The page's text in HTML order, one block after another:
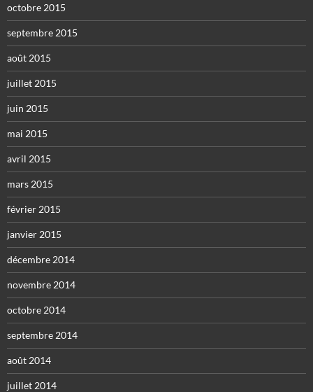
octobre 2015
septembre 2015
août 2015
juillet 2015
juin 2015
mai 2015
avril 2015
mars 2015
février 2015
janvier 2015
décembre 2014
novembre 2014
octobre 2014
septembre 2014
août 2014
juillet 2014